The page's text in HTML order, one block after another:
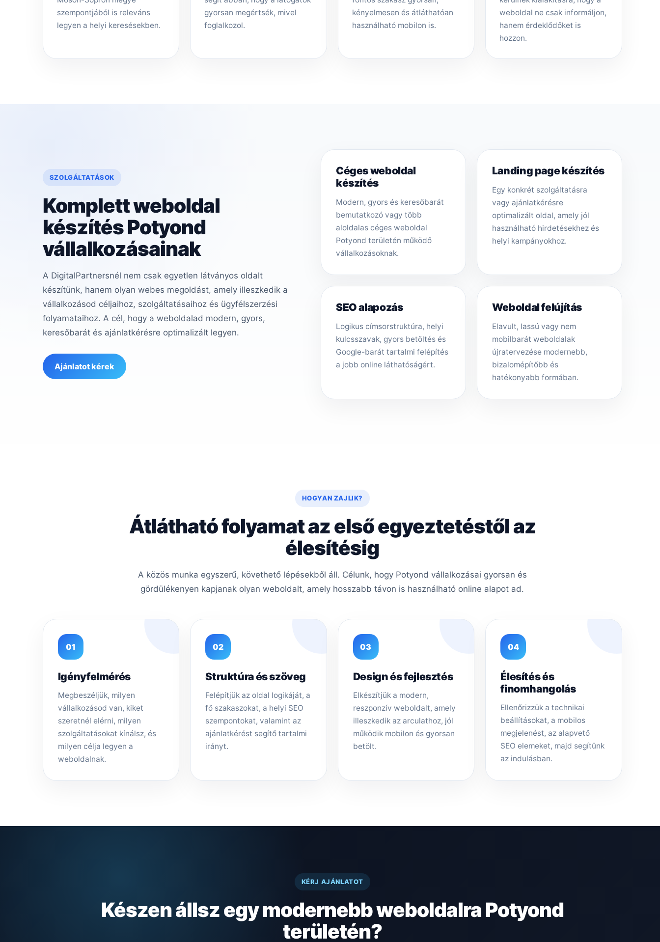
szempontjából is releváns
legyen a helyi keresésekben.
gyorsan megértsék, mivel
foglalkozol.
kényelmesen és átláthatóan
használható mobilon is.
weboldal ne csak informáljon,
hanem érdeklődőket is
hozzon.
SZOLGÁLTATÁSOK
Komplett weboldal
készítés Potyond
vállalkozásainak
A DigitalPartnersnél nem csak egyetlen látványos oldalt
készítünk, hanem olyan webes megoldást, amely illeszkedik a
vállalkozásod céljaihoz, szolgáltatásaihoz és ügyfélszerzési
folyamataihoz. A cél, hogy a weboldalad modern, gyors,
keresőbarát és ajánlatkérésre optimalizált legyen.
Ajánlatot kérek
Céges weboldal
készítés
Modern, gyors és keresőbarát
bemutatkozó vagy több
aloldalas céges weboldal
Potyond területén működő
vállalkozásoknak.
Landing page készítés
Egy konkrét szolgáltatásra
vagy ajánlatkérésre
optimalizált oldal, amely jól
használható hirdetésekhez és
helyi kampányokhoz.
SEO alapozás
Logikus címsorstruktúra, helyi
kulcsszavak, gyors betöltés és
Google-barát tartalmi felépítés
a jobb online láthatóságért.
Weboldal felújítás
Elavult, lassú vagy nem
mobilbarát weboldalak
újratervezése modernebb,
bizalomépítőbb és
hatékonyabb formában.
HOGYAN ZAJLIK?
Átlátható folyamat az első egyeztetéstől az
élesítésig
A közös munka egyszerű, követhető lépésekből áll. Célunk, hogy Potyond vállalkozásai gyorsan és
gördülékenyen kapjanak olyan weboldalt, amely hosszabb távon is használható online alapot ad.
01
Igényfelmérés
Megbeszéljük, milyen
vállalkozásod van, kiket
szeretnél elérni, milyen
szolgáltatásokat kínálsz, és
milyen célja legyen a
weboldalnak.
02
Struktúra és szöveg
Felépítjük az oldal logikáját, a
fő szakaszokat, a helyi SEO
szempontokat, valamint az
ajánlatkérést segítő tartalmi
irányt.
03
Design és fejlesztés
Elkészítjük a modern,
reszponzív weboldalt, amely
illeszkedik az arculathoz, jól
működik mobilon és gyorsan
betölt.
04
Élesítés és
finomhangolás
Ellenőrizzük a technikai
beállításokat, a mobilos
megjelenést, az alapvető
SEO elemeket, majd segítünk
az indulásban.
KÉRJ AJÁNLATOT
Készen állsz egy modernebb weboldalra Potyond
területén?